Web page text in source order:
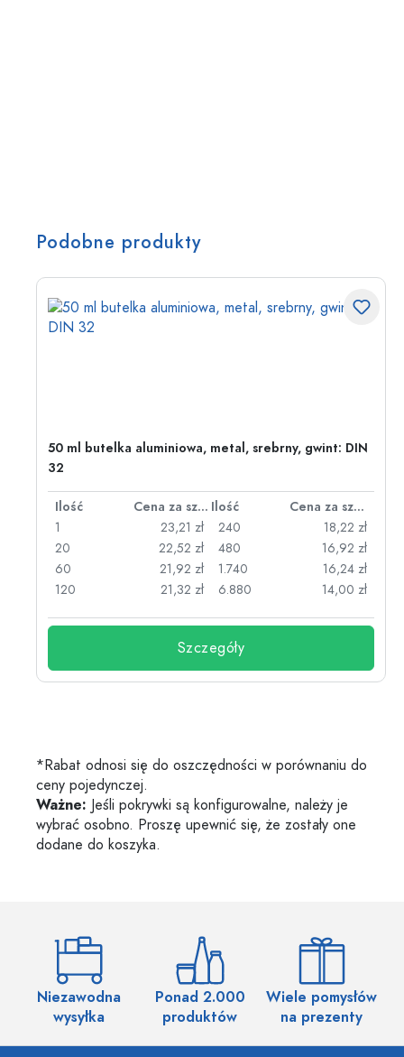
Podobne produkty
50 ml butelka aluminiowa, metal, srebrny, gwint: DIN
32
Ilość Cena za sztukę Ilość
Cena za sztukę
1
23,21 zł
20
22,52 zł
60
21,92 zł
120
21,32 zł
240
18,22 zł
480
16,92 zł
1.740
16,24 zł
6.880
14,00 zł
Szczegóły
*Rabat odnosi się do oszczędności w porównaniu do
ceny pojedynczej.
Ważne: Jeśli pokrywki są konfigurowalne, należy je
wybrać osobno. Proszę upewnić się, że zostały one
dodane do koszyka.
Niezawodna
wysyłka
Ponad 2.000
produktów
Wiele pomysłów
na prezenty